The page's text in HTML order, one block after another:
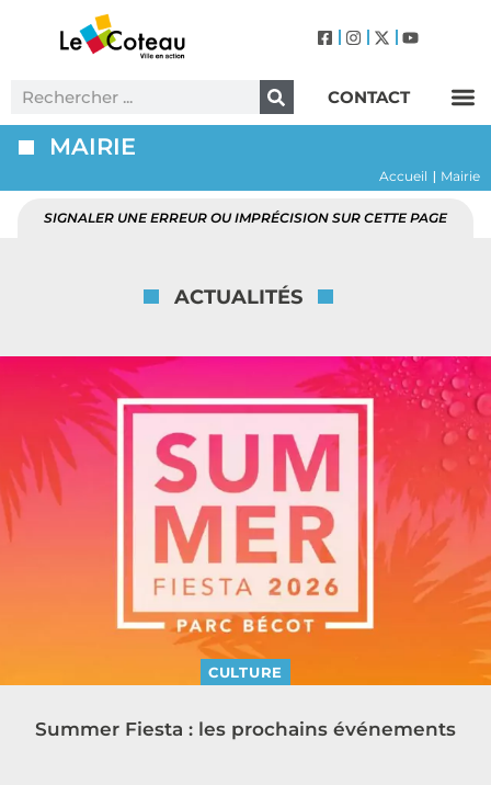
CONTACT
MAIRIE
Accueil Mairie
SIGNALER UNE ERREUR OU IMPRÉCISION SUR CETTE PAGE
ACTUALITÉS
CULTURE
Summer Fiesta : les prochains événements